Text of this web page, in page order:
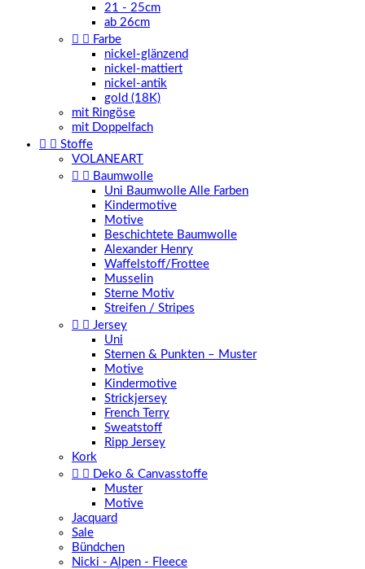
21 - 25cm
ab 26cm
  Farbe
nickel-glänzend
nickel-mattiert
nickel-antik
gold (18K)
mit Ringöse
mit Doppelfach
  Stoffe
VOLANEART
  Baumwolle
Uni Baumwolle Alle Farben
Kindermotive
Motive
Beschichtete Baumwolle
Alexander Henry
Waffelstoff/Frottee
Musselin
Sterne Motiv
Streifen / Stripes
  Jersey
Uni
Sternen & Punkten – Muster
Motive
Kindermotive
Strickjersey
French Terry
Sweatstoff
Ripp Jersey
Kork
  Deko & Canvasstoffe
Muster
Motive
Jacquard
Sale
Bündchen
Nicki - Alpen - Fleece